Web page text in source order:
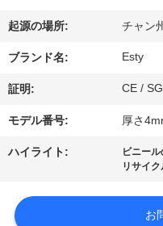
わ
た
し
た
ち
つ
起源の場所: チャン
ブランド名: Esty
証明: CE /
モデル番号: 厚さ
ハイライト: ビニー
リサイ
お